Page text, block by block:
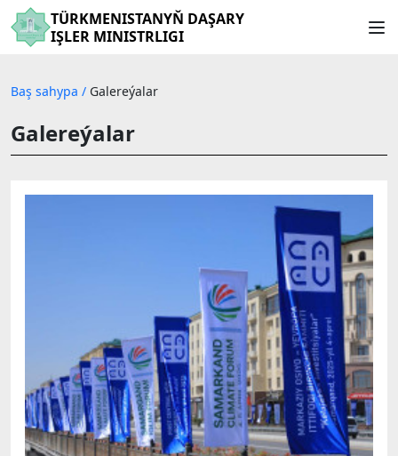
TÜRKMENISTANYŇ DAŞARY
IŞLER MINISTRLIGI
Baş sahypa / Galereýalar
Galereýalar